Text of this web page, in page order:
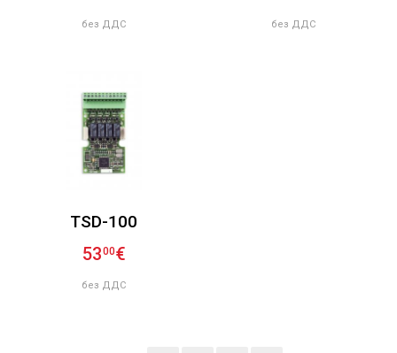
без ДДС без ДДС
TSD-100
5300€
без ДДС